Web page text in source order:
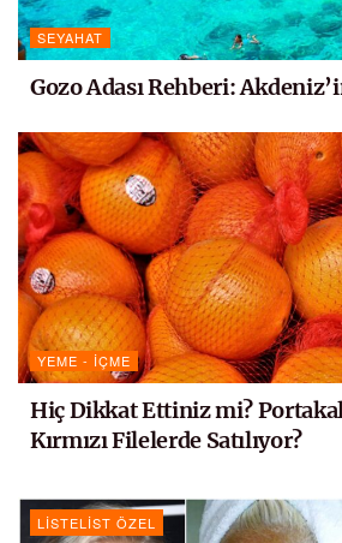
SEYAHAT
Gozo Adası Rehberi:
YEME - İÇME
Hiç Dikkat Ettiniz mi?
Kırmızı Filelerde Satılıyor?
LISTELIST ÖZEL